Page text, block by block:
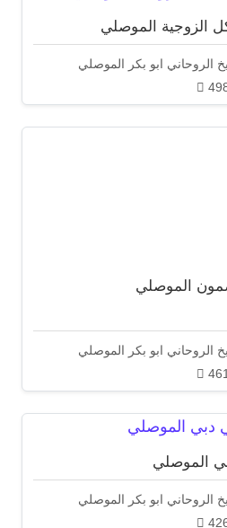
الزوجية الموصلي
الروحاني ابو بكر الموصلي
الزوجية الموصلي
الموصلي
الروحاني ابو بكر الموصلي
00905315773815
الموصلي
الروحاني ابو بكر الموصلي
دبي الموصلي